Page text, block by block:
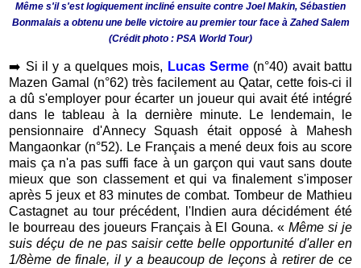
Même s'il s'est logiquement incliné ensuite contre Joel Makin, Sébastien
Bonmalais a obtenu une belle victoire au premier tour face à Zahed Salem
(Crédit photo : PSA World Tour)
➡️ Si il y a quelques mois, Lucas Serme (n°40) avait battu
Mazen Gamal (n°62) très facilement au Qatar, cette fois-ci il
a dû s'employer pour écarter un joueur qui avait été intégré
dans le tableau à la dernière minute. Le lendemain, le
pensionnaire d'Annecy Squash était opposé à Mahesh
Mangaonkar (n°52). Le Français a mené deux fois au score
mais ça n'a pas suffi face à un garçon qui vaut sans doute
mieux que son classement et qui va finalement s'imposer
après 5 jeux et 83 minutes de combat. Tombeur de Mathieu
Castagnet au tour précédent, l'Indien aura décidément été
le bourreau des joueurs Français à El Gouna. «Même si je
suis déçu de ne pas saisir cette belle opportunité d'aller en
1/8ème de finale, il y a beaucoup de leçons à retirer de ce